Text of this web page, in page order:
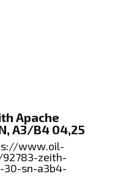
Apache
A3/B4 04,25
www.oil-
zeith-
sn-a3b4-